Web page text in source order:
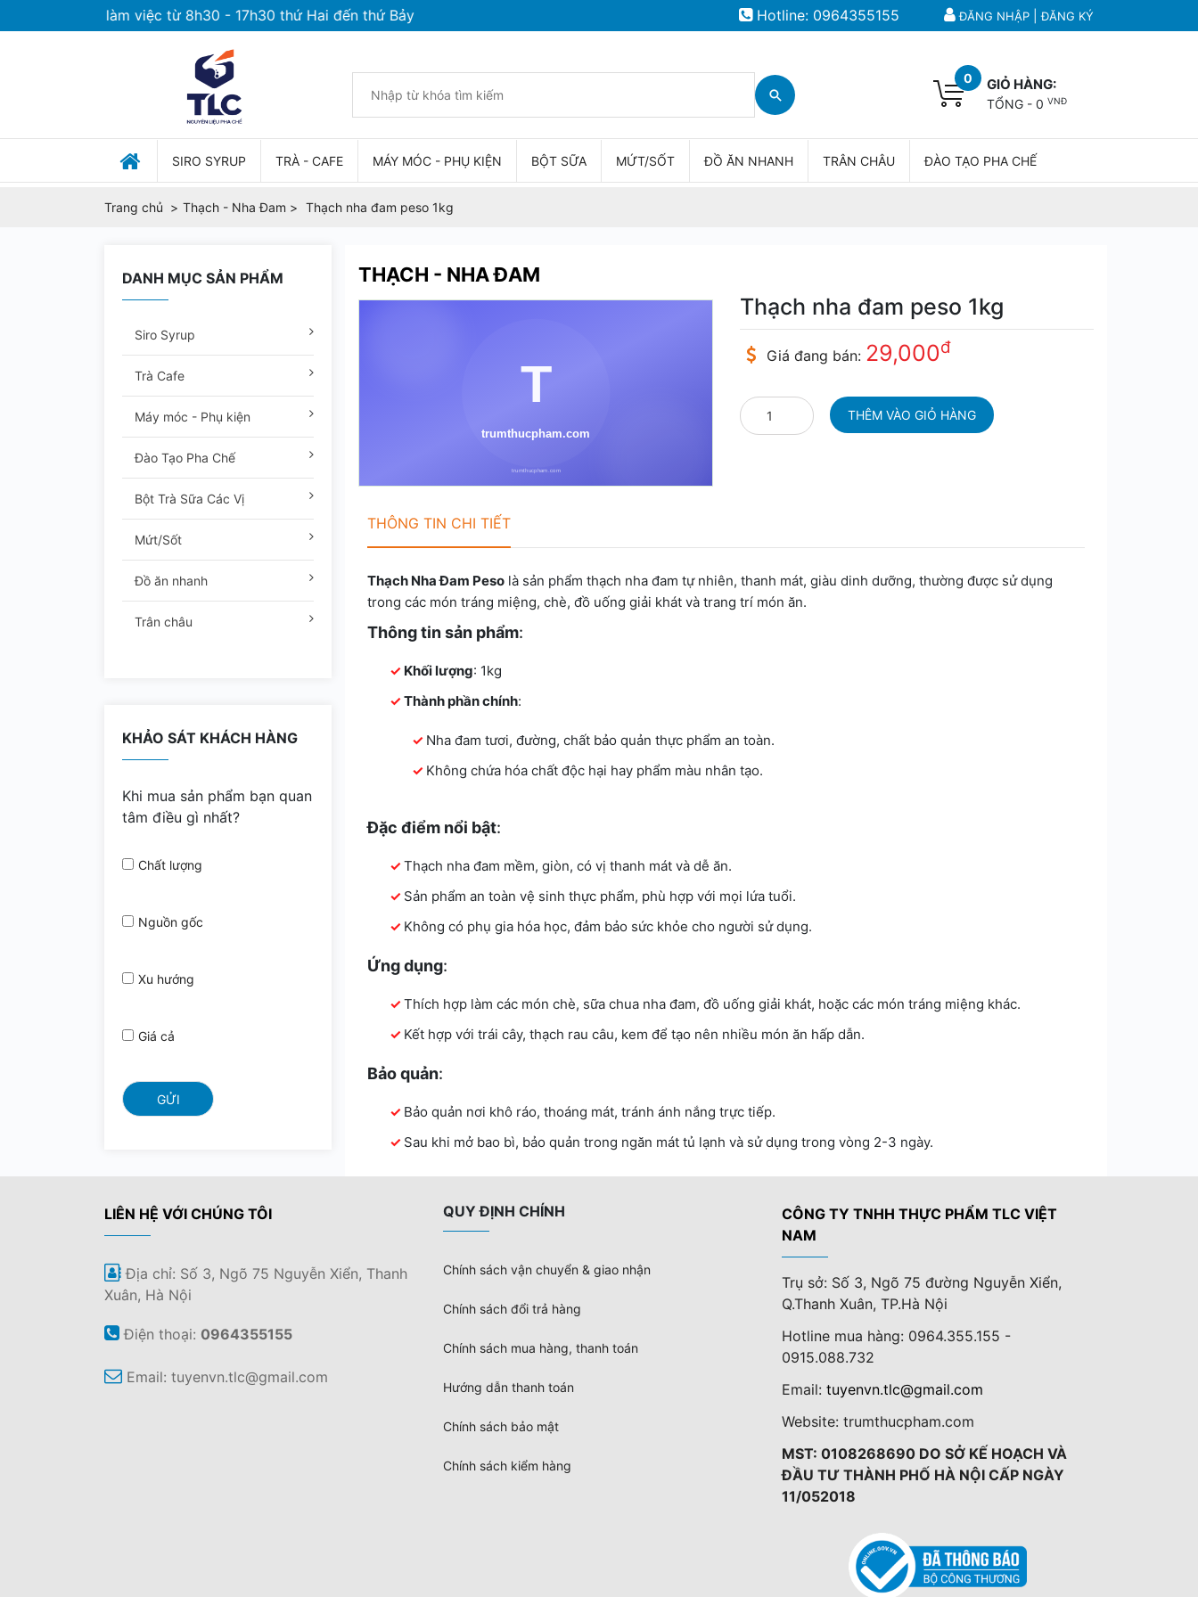
Thời gian làm việc từ 8h30 - 17h30 thứ Hai đến thứ Bảy ĐĂNG NHẬP |ĐĂNG KÝ
Hotline: 0964355155
0 GIỎ HÀNG:
TỔNG - 0 VNĐ
SIRO SYRUP TRÀ - CAFE MÁY MÓC - PHỤ KIỆN BỘT SỮA MỨT/SỐT ĐỒ ĂN NHANH TRÂN CHÂU ĐÀO TẠO PHA CHẾ
Trang chủ Thạch - Nha Đam Thạch nha đam peso 1kg
DANH MỤC SẢN PHẨM
Siro Syrup
Trà Cafe
Máy móc - Phụ kiện
Đào Tạo Pha Chế
Bột Trà Sữa Các Vị
Mứt/Sốt
Đồ ăn nhanh
Trân châu
KHẢO SÁT KHÁCH HÀNG
Khi mua sản phẩm bạn quan
tâm điều gì nhất?
Chất lượng
Nguồn gốc
Xu hướng
Giá cả
THẠCH - NHA ĐAM
Thạch nha đam peso 1kg
Giá đang bán: 29,000đ
THÔNG TIN CHI TIẾT
Thạch Nha Đam Peso là sản phẩm thạch nha đam tự nhiên, thanh mát, giàu dinh dưỡng, thường được sử dụng
trong các món tráng miệng, chè, đồ uống giải khát và trang trí món ăn.
Thông tin sản phẩm:
Khối lượng: 1kg
Thành phần chính:
Nha đam tươi, đường, chất bảo quản thực phẩm an toàn.
Không chứa hóa chất độc hại hay phẩm màu nhân tạo.
Đặc điểm nổi bật:
Thạch nha đam mềm, giòn, có vị thanh mát và dễ ăn.
Sản phẩm an toàn vệ sinh thực phẩm, phù hợp với mọi lứa tuổi.
Không có phụ gia hóa học, đảm bảo sức khỏe cho người sử dụng.
Ứng dụng:
Thích hợp làm các món chè, sữa chua nha đam, đồ uống giải khát, hoặc các món tráng miệng khác.
Kết hợp với trái cây, thạch rau câu, kem để tạo nên nhiều món ăn hấp dẫn.
Bảo quản:
Bảo quản nơi khô ráo, thoáng mát, tránh ánh nắng trực tiếp.
Sau khi mở bao bì, bảo quản trong ngăn mát tủ lạnh và sử dụng trong vòng 2-3 ngày.
LIÊN HỆ VỚI CHÚNG TÔI
Địa chỉ: Số 3, Ngõ 75 Nguyễn Xiển, Thanh
Xuân, Hà Nội
Điện thoại: 0964355155
Email: tuyenvn.tlc@gmail.com
QUY ĐỊNH CHÍNH
Chính sách vận chuyển & giao nhận
Chính sách đổi trả hàng
Chính sách mua hàng, thanh toán
Hướng dẫn thanh toán
Chính sách bảo mật
Chính sách kiểm hàng
CÔNG TY TNHH THỰC PHẨM TLC VIỆT
NAM
Trụ sở: Số 3, Ngõ 75 đường Nguyễn Xiển,
Q.Thanh Xuân, TP.Hà Nội
Hotline mua hàng: 0964.355.155 -
0915.088.732
Email: tuyenvn.tlc@gmail.com
Website: trumthucpham.com
MST: 0108268690 DO SỞ KẾ HOẠCH VÀ
ĐẦU TƯ THÀNH PHỐ HÀ NỘI CẤP NGÀY
11/052018